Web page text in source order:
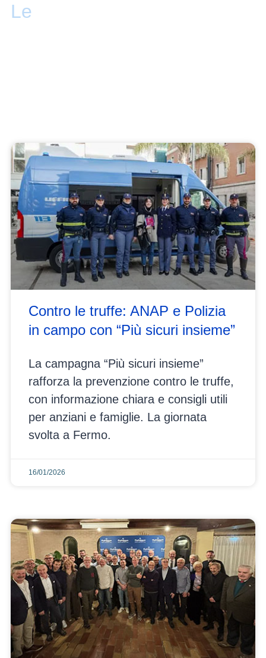
Le
Contro le truffe: ANAP e Polizia
in campo con “Più sicuri insieme”
La campagna “Più sicuri insieme”
rafforza la prevenzione contro le truffe,
con informazione chiara e consigli utili
per anziani e famiglie. La giornata
svolta a Fermo.
16/01/2026